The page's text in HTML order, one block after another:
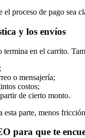
el proceso de pago sea
y los envíos
termina en el carrito.
o mensajería;
costos;
de cierto monto.
esta parte, menos
para que te